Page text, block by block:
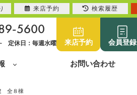
5600
定休日：毎週水曜 来店予約 会員登録
お問い合わせ
全８棟
来店予約 検索履歴